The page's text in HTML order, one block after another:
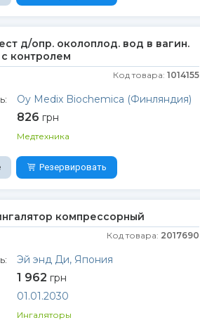
д/опр. околоплод. вод в вагин.
контролем
Код товара: 1014155
Oy Medix Biochemica (Финляндия)
826 грн
Медтехника
Резервировать
компрессорный
Код товара: 2017690
Эй энд Ди, Япония
1 962 грн
01.01.2030
Ингаляторы